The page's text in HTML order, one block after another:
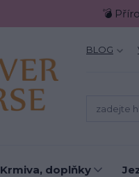
💣
BLOG
Krmiva, doplňky